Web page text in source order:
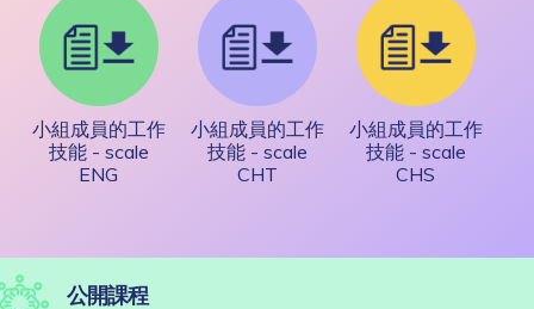
小組成員的工作
技能 - scale
ENG
小組成員的工作
技能 - scale
CHT
小組成員的工作
技能 - scale
CHS
公開課程